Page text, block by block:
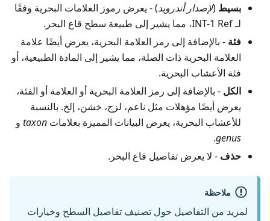
بسيط (لإصدار أندرويد) - يعرض رموز العلامات البحرية وفقًا
لـ INT-1 Ref، مما يشير إلى طبيعة سطح قاع البحر.
فئة - بالإضافة إلى رمز العلامة البحرية، يعرض أيضًا علامة
العلامة البحرية ذات الصلة، مما يشير إلى المادة الطبيعية، أو
فئة الأعشاب البحرية.
الكل - بالإضافة إلى رمز العلامة البحرية أو العلامة أو الفئة،
يعرض أيضًا مؤهلات مثل ناعم، لزج، خشن، إلخ. بالنسبة
للأعشاب البحرية، يعرض البيانات المميزة بعلامات taxon و
genus
.
حذف - لا يعرض تفاصيل قاع البحر.
ملاحظة
لمزيد من التفاصيل حول تصنيف تفاصيل السطح وخيارات